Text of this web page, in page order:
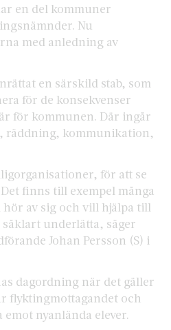
en del kommuner
Nu
med anledning av
en särskild stab, som
för de konsekvenser
för kommunen. Där ingår
räddning, kommunikation,
för att se
finns till exempel många
av sig och vill hjälpa till
underlätta, säger
Johan Persson (S) i
dagordning när det gäller
flyktingmottagandet och
nyanlända elever.